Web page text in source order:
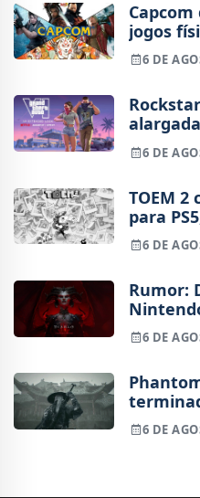
jogos
6 DE
agosto
6 DE
TOEM
para
6 DE
Rumor:
e vai
novo
6 DE
6 DE